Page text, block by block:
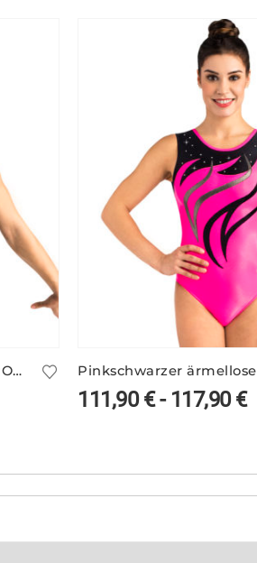
Trainingsturnanzug MURRON/3
111,90€- 117,90€